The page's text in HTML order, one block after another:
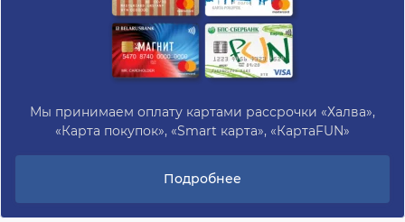
Мы принимаем оплату картами рассрочки «Халва»,
«Карта покупок», «Smart карта», «КартаFUN»
Подробнее